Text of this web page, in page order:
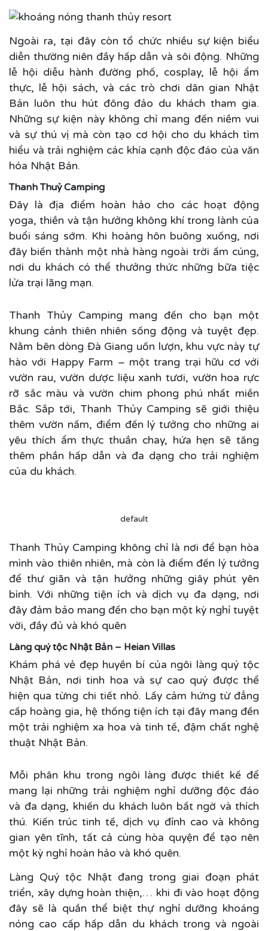
Ngoài ra, tại đây còn tổ chức nhiều sự kiện biểu
diễn thường niên đầy hấp dẫn và sôi động. Những
lễ hội diễu hành đường phố, cosplay, lễ hội ẩm
thực, lễ hội sách, và các trò chơi dân gian Nhật
Bản luôn thu hút đông đảo du khách tham gia.
Những sự kiện này không chỉ mang đến niềm vui
và sự thú vị mà còn tạo cơ hội cho du khách tìm
hiểu và trải nghiệm các khía cạnh độc đáo của văn
hóa Nhật Bản.
Thanh Thuỷ Camping
Đây là địa điểm hoàn hảo cho các hoạt động
yoga, thiền và tận hưởng không khí trong lành của
buổi sáng sớm. Khi hoàng hôn buông xuống, nơi
đây biến thành một nhà hàng ngoài trời ấm cúng,
nơi du khách có thể thưởng thức những bữa tiệc
lửa trại lãng mạn.
Thanh Thủy Camping mang đến cho bạn một
khung cảnh thiên nhiên sống động và tuyệt đẹp.
Nằm bên dòng Đà Giang uốn lượn, khu vực này tự
hào với Happy Farm – một trang trại hữu cơ với
vườn rau, vườn dược liệu xanh tươi, vườn hoa rực
rỡ sắc màu và vườn chim phong phú nhất miền
Bắc. Sắp tới, Thanh Thủy Camping sẽ giới thiệu
thêm vườn nấm, điểm đến lý tưởng cho những ai
yêu thích ẩm thực thuần chay, hứa hẹn sẽ tăng
thêm phần hấp dẫn và đa dạng cho trải nghiệm
của du khách.
default
Thanh Thủy Camping không chỉ là nơi để bạn hòa
mình vào thiên nhiên, mà còn là điểm đến lý tưởng
để thư giãn và tận hưởng những giây phút yên
bình. Với những tiện ích và dịch vụ đa dạng, nơi
đây đảm bảo mang đến cho bạn một kỳ nghỉ tuyệt
vời, đầy đủ và khó quên
Làng quý tộc Nhật Bản – Heian Villas
Khám phá vẻ đẹp huyền bí của ngôi làng quý tộc
Nhật Bản, nơi tinh hoa và sự cao quý được thể
hiện qua từng chi tiết nhỏ. Lấy cảm hứng từ đẳng
cấp hoàng gia, hệ thống tiện ích tại đây mang đến
một trải nghiệm xa hoa và tinh tế, đậm chất nghệ
thuật Nhật Bản.
Mỗi phân khu trong ngôi làng được thiết kế để
mang lại những trải nghiệm nghỉ dưỡng độc đáo
và đa dạng, khiến du khách luôn bất ngờ và thích
thú. Kiến trúc tinh tế, dịch vụ đỉnh cao và không
gian yên tĩnh, tất cả cùng hòa quyện để tạo nên
một kỳ nghỉ hoàn hảo và khó quên.
Làng Quý tộc Nhật đang trong giai đoạn phát
triển, xây dựng hoàn thiện,… khi đi vào hoạt động
đây sẽ là quần thể biệt thự nghỉ dưỡng khoáng
nóng cao cấp hấp dẫn du khách trong và ngoài